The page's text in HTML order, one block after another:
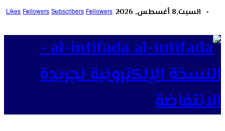
Likes Followers Subscribers Followers السبت,8 أغسطس, 2026
al-intifada -
النسخة الإلكترونية لجريدة
الانتفاضة